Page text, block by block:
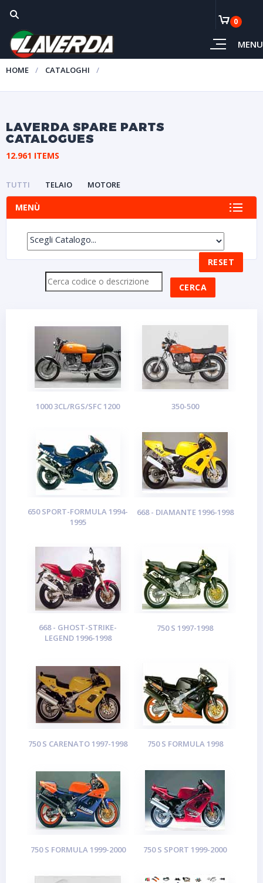
MENU
0
HOME CATALOGHI
LAVERDA SPARE PARTS
CATALOGUES
12.961 ITEMS
TUTTI TELAIO MOTORE
MENÙ
1000 3CL/RGS/SFC 1200 350-500
650 SPORT-FORMULA 1994-
1995
668 - DIAMANTE 1996-1998
668 - GHOST-STRIKE-
LEGEND 1996-1998
750 S 1997-1998
750 S CARENATO 1997-1998 750 S FORMULA 1998
750 S FORMULA 1999-2000 750 S SPORT 1999-2000